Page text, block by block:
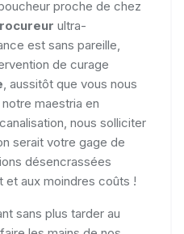
proche de chez
ultra-
est sans pareille,
de curage
, aussitôt que vous nous
maestria en
nous solliciter
serait votre gage de
désencrassées
aux moindres coûts !
sans plus tarder au